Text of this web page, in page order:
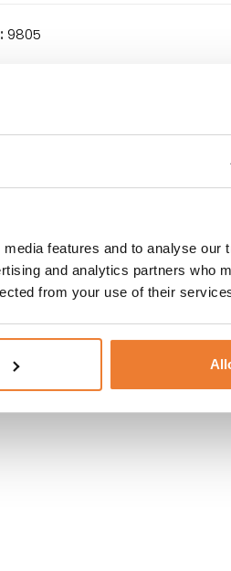
features and to analyse our
and analytics partners who
from your use of their
9805